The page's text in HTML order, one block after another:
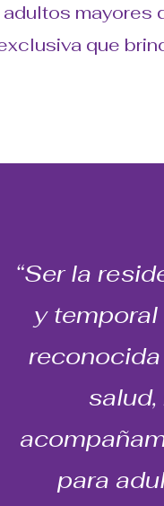
mayores
que
“Ser la
y temporal
para